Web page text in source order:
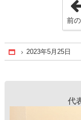
前
Home
2023年5月25日
代